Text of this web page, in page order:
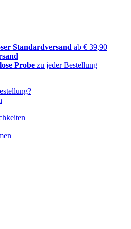
Standardversand ab € 39,90
Probe zu jeder Bestellung